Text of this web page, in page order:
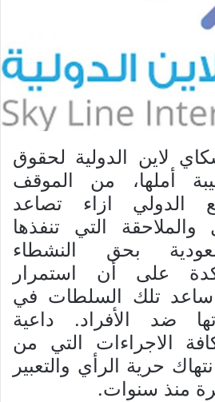
لاين الدولية لحقوق
أملها، من الموقف
الدولي ازاء تصاعد
والملاحقة التي تنفذها
بحق النشطاء
على أن استمرار
تلك السلطات في
ضد الأفراد. داعية
الاجراءات التي من
حرية الرأي والتعبير
منذ سنوات.